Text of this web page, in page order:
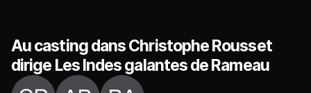
Au casting dans Christophe Rousset
dirige Les Indes galantes de Rameau